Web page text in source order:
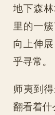
地下森
里的一
向上伸
乎寻常。
师夷到
翻看着什